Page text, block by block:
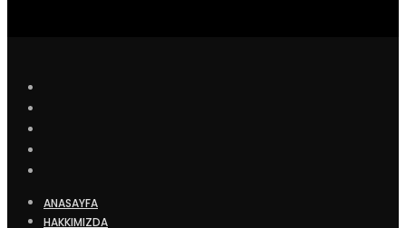
ANASAYFA
HAKKIMIZDA